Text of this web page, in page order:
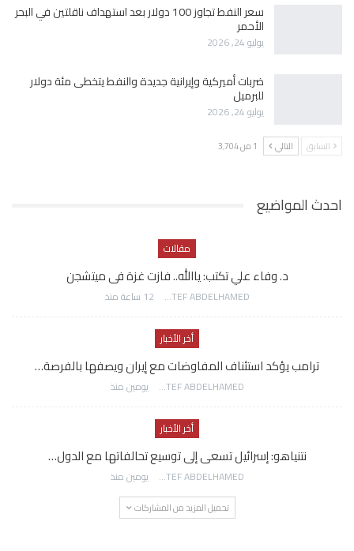
سعر النفط تجاوز 100 دولار بعد استهداف ناقلتين في البحر
الأحمر
يوليو 24, 2026
ضربات أميركية وإيرانية جديدة والنفط يتخطى مئة دولار
للبرميل
يوليو 24, 2026
السابق التالي 1 من 3٬704
احدث المواضيع
مقالات
د. وفاء علي تكتب: ياالله.. فازت غزة فى ميتشجن
AWATEF ABDELHAMED 12 ساعة منذ
أخر الأخبار
ترامب يؤكد استئناف المفاوضات مع إيران ويصفها بالفرصة…
AWATEF ABDELHAMED يومين منذ
أخر الأخبار
نتنياهو: إسرائيل تسعى إلى توسيع تحالفاتها مع الدول…
AWATEF ABDELHAMED يومين منذ
تحميل المزيد من المشاركات